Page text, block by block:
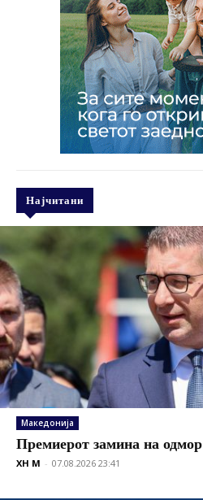
Најчитани
Македонија
Премиерот замина на одмор
XH M - 07.08.2026 23:41